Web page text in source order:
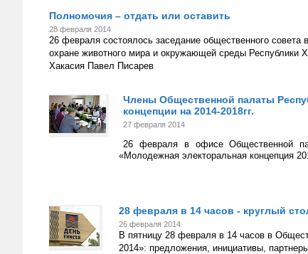
Полномочия – отдать или оставить
28 февраля 2014
26 февраля состоялось заседание общественного совета
охране животного мира и окружающей среды Республики
Хакасия Павел Писарев
Члены Общественной палаты
концепции на 2014-2018гг.
27 февраля 2014
26 февраля в офисе Общественной
«Молодежная электоральная концепция
28 февраля в 14 часов - круглый
26 февраля 2014
В пятницу 28 февраля в 14 часов в
2014»: предложения, инициативы,